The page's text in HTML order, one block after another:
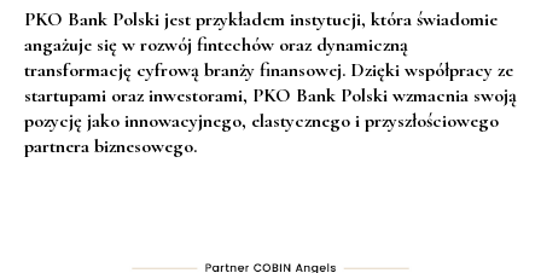
PKO Bank Polski jest przykładem instytucji, która świadomie
angażuje się w rozwój fintechów oraz dynamiczną
transformację cyfrową branży finansowej. Dzięki współpracy ze
startupami oraz inwestorami, PKO Bank Polski wzmacnia swoją
pozycję jako innowacyjnego, elastycznego i przyszłościowego
partnera biznesowego.